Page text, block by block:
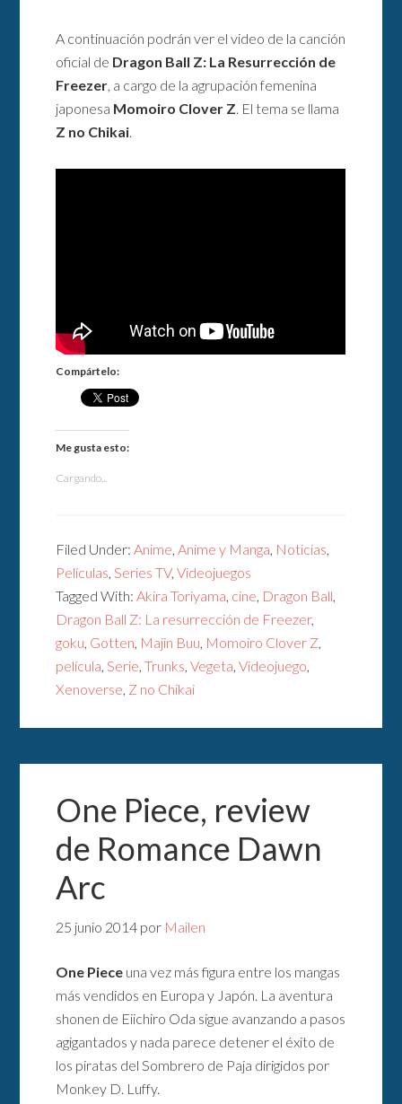
A continuación podrán ver el video de la canción
oficial de Dragon Ball Z: La Resurrección de
Freezer , a cargo de la agrupación femenina
japonesa Momoiro Clover Z . El tema se llama
Z no Chikai
Compártelo:
Me gusta esto:
Cargando...
Filed Under:Anime,Anime y Manga, Noticias,
Películas,Series TV,Videojuegos
Tagged With:Akira Toriyama, cine, Dragon Ball,
Dragon Ball Z: La resurrección de Freezer,
goku, Gotten, Majin Buu, Momoiro Clover Z,
película,Serie,Trunks,Vegeta,Videojuego,
Xenoverse, Z no Chikai
One Piece, review
de Romance Dawn
Arc
25 junio 2014 por Mailen
One Piece una vez más figura entre los mangas
más vendidos en Europa y Japón. La aventura
shonen de Eiichiro Oda sigue avanzando a pasos
agigantados y nada parece detener el éxito de
los piratas del Sombrero de Paja dirigidos por
Monkey D. Luffy.